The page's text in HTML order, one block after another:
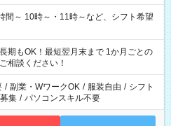
～ 10時～・11時～など、シフト希望
期もOK！最短翌月末まで 1か月ごとの
相談ください！
/ 副業・WワークOK / 服装自由 / シフト
集 / パソコンスキル不要